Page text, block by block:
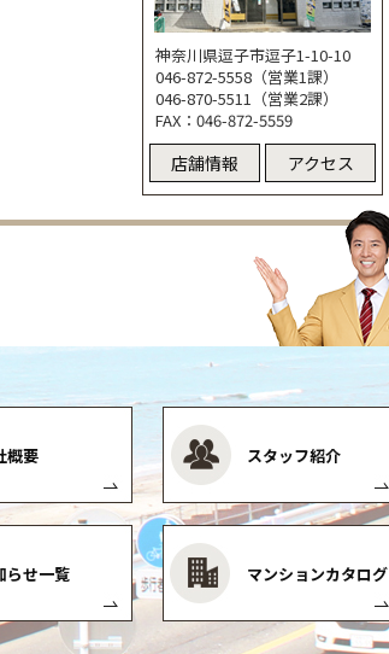
神奈川県逗子市逗子1-10-10
046-872-5558（営業1課）
046-870-5511（営業2課）
FAX：046-872-5559
店舗情報 アクセス
概要 スタッフ紹介
らせ一覧 マンションカタログ